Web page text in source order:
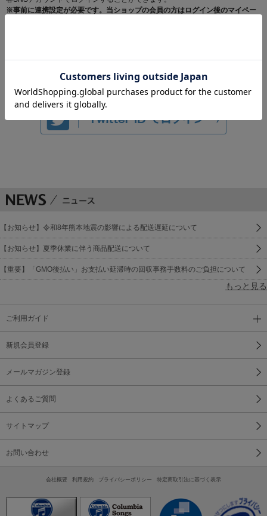
※事前に連携設定が必要です。当ショップの会員の方はログイン後のマイペー
【お知らせ】令和8年熊本地震の影響による配送遅延について
【お知らせ】夏季休業に伴う商品配送について
【重要】「GMO後払い」お支払い延滞時の回収事務手数料のご負担について
もっと見る
ご利用ガイド
新規会員登録
メールマガジン登録
よくあるご質問
サイトマップ
お問い合わせ
会社概要 利用規約 プライバシーポリシー 特定商取引法に基づく表示